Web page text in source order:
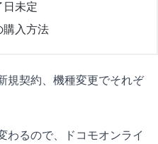
未定
購入方法
規契約、機種変更でそれぞ
わるので、ドコモオンライ